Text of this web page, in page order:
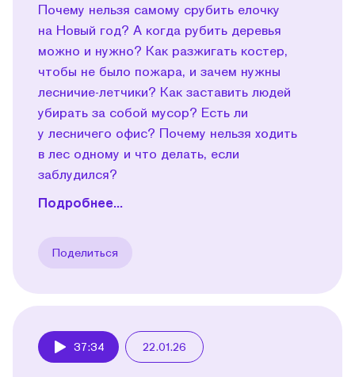
Почему нельзя самому срубить елочку
на Новый год? А когда рубить деревья
можно и нужно? Как разжигать костер,
чтобы не было пожара, и зачем нужны
лесничие-летчики? Как заставить людей
убирать за собой мусор? Есть ли
у лесничего офис? Почему нельзя ходить
в лес одному и что делать, если
заблудился?
Подробнее...
Поделиться
37:34 22.01.26